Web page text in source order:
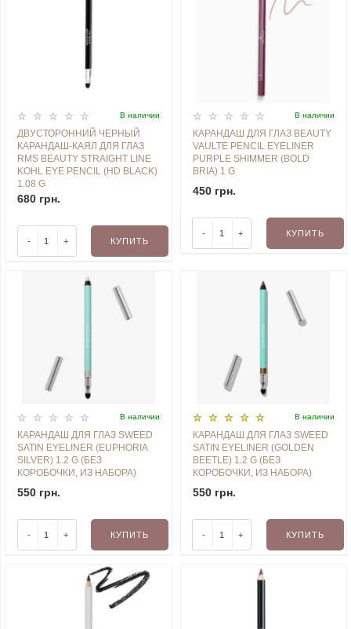
В наличии
ДВУСТОРОННИЙ ЧЕРНЫЙ
КАРАНДАШ-КАЯЛ ДЛЯ ГЛАЗ
RMS BEAUTY STRAIGHT LINE
KOHL EYE PENCIL (HD BLACK)
1.08 G
680 грн.
- + КУПИТЬ
В наличии
КАРАНДАШ ДЛЯ ГЛАЗ BEAUTY
VAULTE PENCIL EYELINER
PURPLE SHIMMER (BOLD
BRIA) 1 G
450 грн.
- + КУПИТЬ
В наличии
КАРАНДАШ ДЛЯ ГЛАЗ SWEED
SATIN EYELINER (EUPHORIA
SILVER) 1.2 G (БЕЗ
КОРОБОЧКИ, ИЗ НАБОРА)
550 грн.
- + КУПИТЬ
В наличии
КАРАНДАШ ДЛЯ ГЛАЗ SWEED
SATIN EYELINER (GOLDEN
BEETLE) 1.2 G (БЕЗ
КОРОБОЧКИ, ИЗ НАБОРА)
550 грн.
- + КУПИТЬ